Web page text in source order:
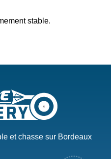
stable.
et chasse sur Bordeaux